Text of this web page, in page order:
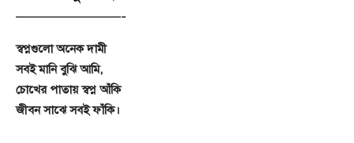
———————-
স্বপ্নগুলো অনেক দামী
সবই মানি বুঝি আমি,
চোখের পাতায় স্বপ্ন আঁকি
জীবন সাঝে সবই ফাঁকি।